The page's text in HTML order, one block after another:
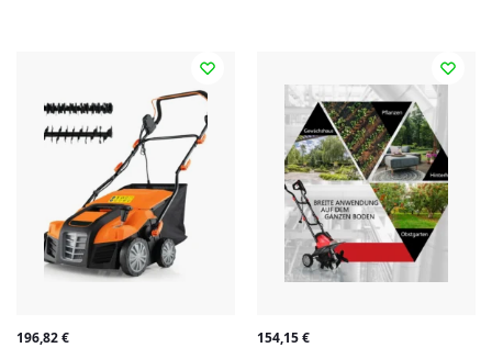
196,82€ 154,15€